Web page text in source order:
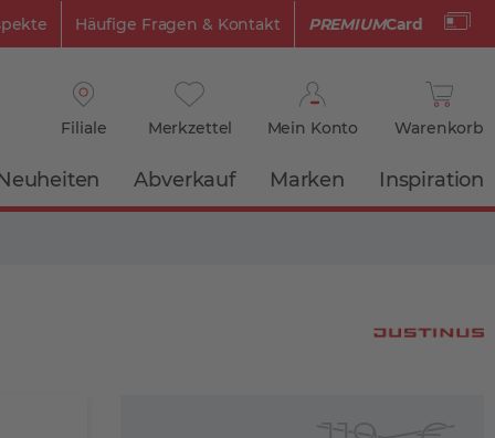
PREMIUMCard
Häufige Fragen & Kontakt
Filiale Merkzettel Mein Konto Warenkorb
Abverkauf Marken Inspiration